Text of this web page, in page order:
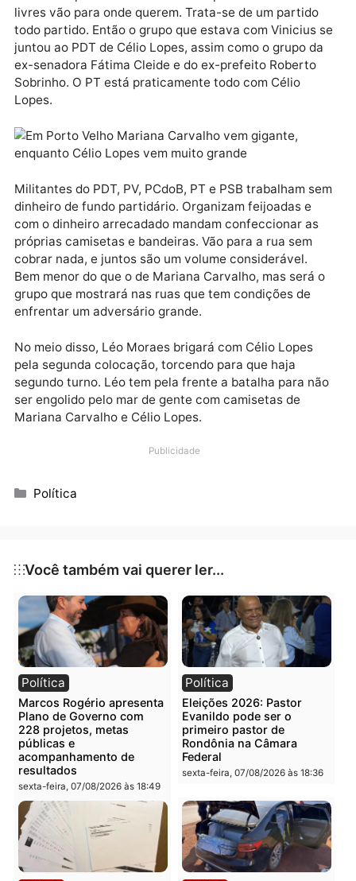
Já se sabia que, por razões pessoais, principalmente
devido ao momento familiar pelo qual está passando,
Vinicius Miguel dificilmente seria candidato a
pelos pedetistas junto ao diretório nacional do PSB.
escolha foi lógica. Mas com Vinícius estavam
Explica-se: o PT é fragmentado mesmo, por isso não
adianta impor nada aos militantes petistas. Radicais
livres vão para onde querem. Trata-se de um partido
todo partido. Então o grupo que estava com Vinicius
juntou ao PDT de Célio Lopes, assim como o grupo
ex-senadora Fátima Cleide e do ex-prefeito Roberto
Lopes.
Militantes do PDT, PV, PCdoB, PT e PSB trabalham
com o dinheiro arrecadado mandam confeccionar as
grupo que mostrará nas ruas que tem condições de
enfrentar um adversário grande.
No meio disso, Léo Moraes brigará com Célio Lopes
pela segunda colocação, torcendo para que haja
segundo turno. Léo tem pela frente a batalha para
ser engolido pelo mar de gente com camisetas de
Mariana Carvalho e Célio Lopes.
Publicidade
Categorias
Política
Você também vai querer ler...